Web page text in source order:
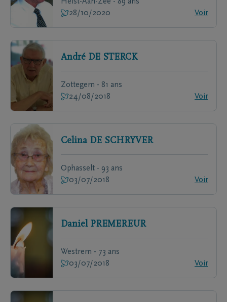
28/10/2020
Voir
André DE STERCK
Zottegem - 81 ans
24/08/2018
Voir
Celina DE SCHRYVER
Ophasselt - 93 ans
03/07/2018
Voir
Daniel PREMEREUR
Westrem - 73 ans
03/07/2018
Voir